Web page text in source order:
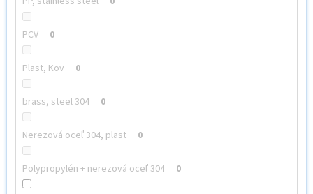
PCV 0
Plast, Kov 0
brass, steel 304 0
Nerezová oceľ 304, plast 0
Polypropylén + nerezová oceľ 304 0